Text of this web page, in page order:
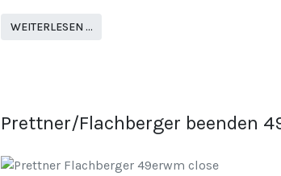
WEITERLESEN …
Prettner/Flachberger beenden